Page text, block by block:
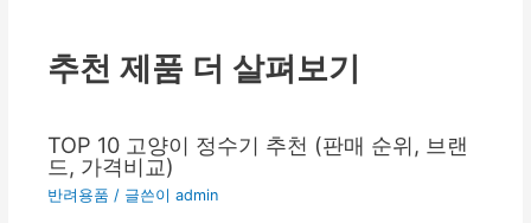
추천 제품 더 살펴보기
TOP 10 고양이 정수기 추천 (판매 순위, 브랜
드, 가격비교)
반려용품 / 글쓴이admin